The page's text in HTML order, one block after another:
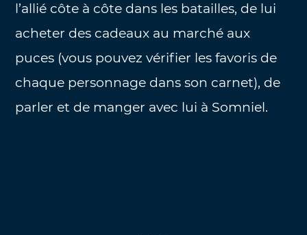
l’allié côte à côte dans les batailles, de lui
acheter des cadeaux au marché aux
puces (vous pouvez vérifier les favoris de
chaque personnage dans son carnet), de
parler et de manger avec lui à Somniel.